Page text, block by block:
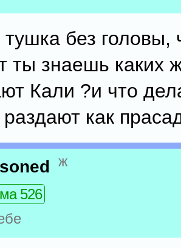
тушка без головы,
ты знаешь каких
Кали ?и что
как
ж
526